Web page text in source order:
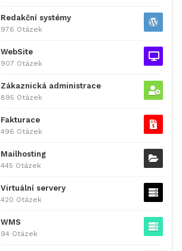
Redakční systémy
976 Otázek
WebSite
907 Otázek
Zákaznická administrace
895 Otázek
Fakturace
496 Otázek
Mailhosting
445 Otázek
Virtuální servery
420 Otázek
WMS
94 Otázek